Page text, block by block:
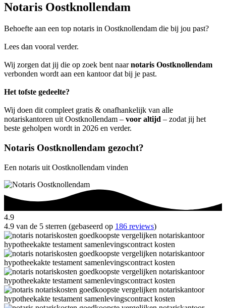
Notaris Oostknollendam
Behoefte aan een top notaris in Oostknollendam die bij jou past?
Lees dan vooral verder.
Wij zorgen dat jij die op zoek bent naarnotaris Oostknollendam
verbonden wordt aan een kantoor dat bij je past.
Het tofste gedeelte?
Wij doen dit compleet gratis & onafhankelijk van alle
notariskantoren uit Oostknollendam – voor altijd – zodat jij het
beste geholpen wordt in 2026 en verder.
Notaris Oostknollendam gezocht?
Een notaris uit Oostknollendam vinden
4.9
4.9 van de 5 sterren (gebaseerd op 186 reviews)